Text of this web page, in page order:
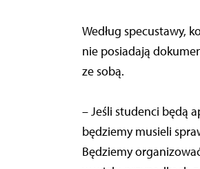
Według specustawy,
nie posiadają
ze sobą.
– Jeśli studenci będą
będziemy musieli
Będziemy